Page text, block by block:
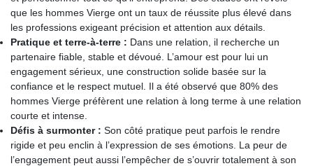
que les hommes Vierge ont un taux de réussite plus élevé dans
les professions exigeant précision et attention aux détails.
Pratique et terre-à-terre : Dans une relation, il recherche un
partenaire fiable, stable et dévoué. L’amour est pour lui un
engagement sérieux, une construction solide basée sur la
confiance et le respect mutuel. Il a été observé que 80% des
hommes Vierge préfèrent une relation à long terme à une relation
courte et intense.
Défis à surmonter : Son côté pratique peut parfois le rendre
rigide et peu enclin à l’expression de ses émotions. La peur de
l’engagement peut aussi l’empêcher de s’ouvrir totalement à son